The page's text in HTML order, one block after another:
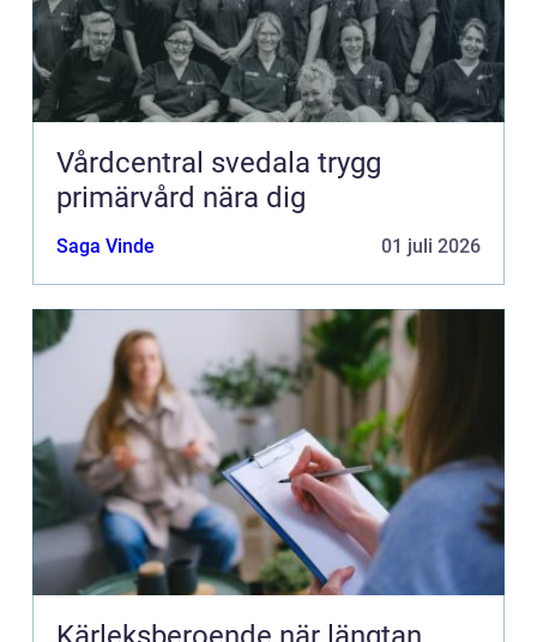
Vårdcentral svedala trygg
primärvård nära dig
Saga Vinde 01 juli 2026